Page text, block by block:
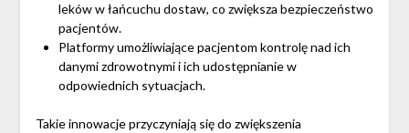
leków w łańcuchu dostaw, co zwiększa bezpieczeństwo
pacjentów.
Platformy umożliwiające pacjentom kontrolę nad ich
danymi zdrowotnymi i ich udostępnianie w
odpowiednich sytuacjach.
Takie innowacje przyczyniają się do zwiększenia